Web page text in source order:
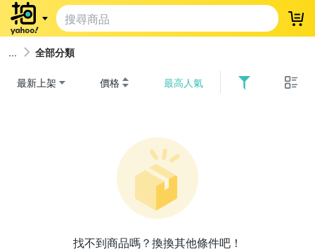
登
全部分類
最新上架 價格 最高人氣
找不到商品嗎？換換其他條件吧！